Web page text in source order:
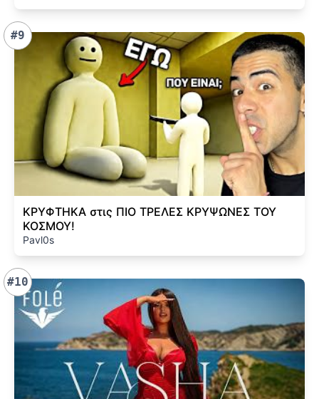
#9
ΚΡΥΦΤΗΚΑ στις ΠΙΟ ΤΡΕΛΕΣ ΚΡΥΨΩΝΕΣ ΤΟΥ
ΚΟΣΜΟΥ!
Pavl0s
#10